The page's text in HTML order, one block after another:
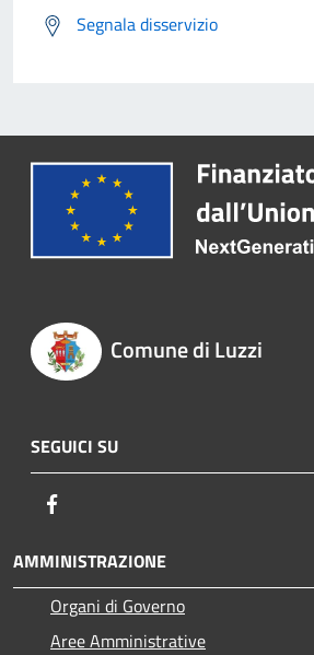
Segnala disservizio
Comune di Luzzi
SEGUICI SU
AMMINISTRAZIONE
Organi di Governo
Aree Amministrative